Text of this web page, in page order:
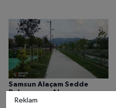
Samsun Alaçam Sedde
Rekreasyon Alanı
tamamlandı
Reklam